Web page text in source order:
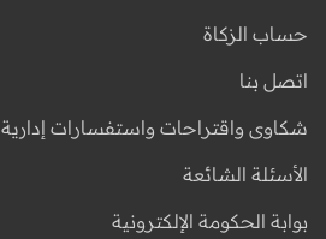
حساب الزكاة
اتصل بنا
شكاوى واقتراحات واستفسارات إدارية
الأسئلة الشائعة
بوابة الحكومة الإلكترونية